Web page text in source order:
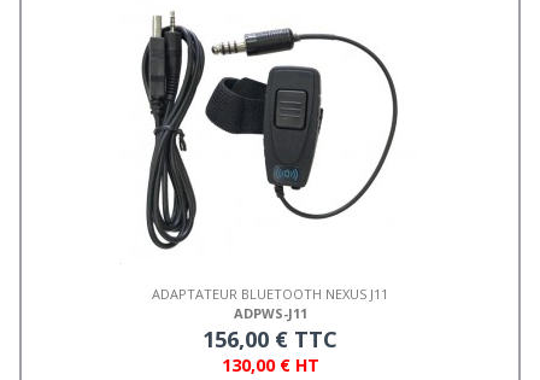
ADAPTATEUR BLUETOOTH NEXUS J11
ADPWS-J11
156,00 € TTC
130,00 € HT